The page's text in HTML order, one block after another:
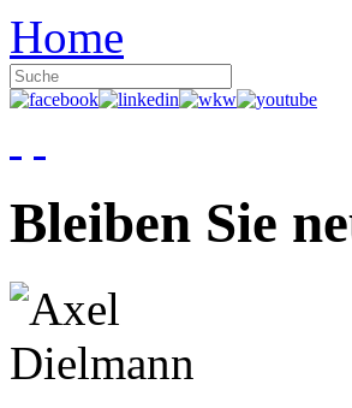
Home
Bleiben Sie